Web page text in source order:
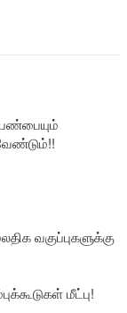
வகுப்புகளுக்கு
மீட்பு!